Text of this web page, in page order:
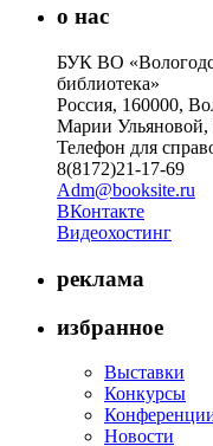
о нас
БУК ВО
библиотека»
Россия, 160000,
Марии Ульяновой,
Телефон для
8(8172)21-17-69
Adm@booksite.ru
ВКонтакте
Видеохостинг
реклама
избранное
Выставки
Конкурсы
Новости